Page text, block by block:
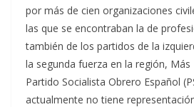
por más de cien organizaciones
las que se encontraban la de
también de los partidos de la
la segunda fuerza en la región,
Partido Socialista Obrero Español
actualmente no tiene